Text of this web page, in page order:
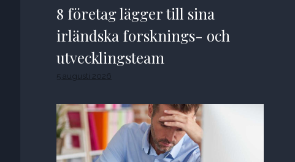
8 företag lägger till sina
irländska forsknings- och
utvecklingsteam
5 augusti 2026